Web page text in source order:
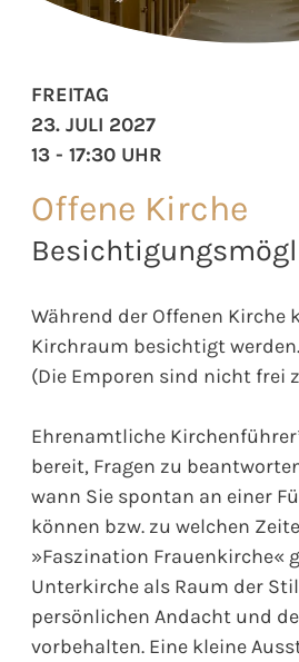
Offene Kirche
Während der Offenen Kirche
Kirchraum besichtigt werden.
(Die Emporen sind nicht frei
Ehrenamtliche
bereit, Fragen zu
wann Sie spontan an einer
können bzw. zu welchen
»Faszination Frauenkirche«
Unterkirche als Raum der
persönlichen Andacht und
vorbehalten. Eine kleine
FREITAG
23. JULI 2027
13 - 17:30 UHR